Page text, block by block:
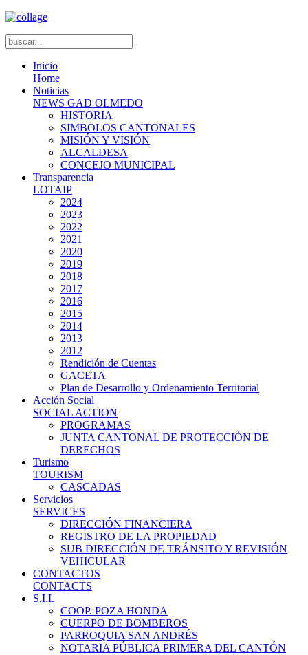
Inicio
Home
Noticias
NEWS GAD OLMEDO
HISTORIA
SIMBOLOS CANTONALES
MISIÓN Y VISIÓN
ALCALDESA
CONCEJO MUNICIPAL
Transparencia
LOTAIP
2024
2023
2022
2021
2020
2019
2018
2017
2016
2015
2014
2013
2012
Rendición de Cuentas
GACETA
Plan de Desarrollo y Ordenamiento Territorial
Acción Social
SOCIAL ACTION
PROGRAMAS
JUNTA CANTONAL DE PROTECCIÓN DE
DERECHOS
Turismo
TOURISM
CASCADAS
Servicios
SERVICES
DIRECCIÓN FINANCIERA
REGISTRO DE LA PROPIEDAD
SUB DIRECCIÓN DE TRÁNSITO Y REVISIÓN
VEHICULAR
CONTACTOS
CONTACTS
S.I.L
COOP. POZA HONDA
CUERPO DE BOMBEROS
PARROQUIA SAN ANDRÉS
NOTARIA PÚBLICA PRIMERA DEL CANTÓN